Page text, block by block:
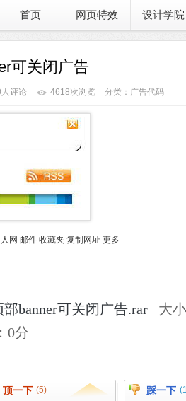
首页 网页特效 设计学院
可关闭广告
评论 4618次浏览 分类：广告代码
网 邮件 收藏夹 复制网址 更多
banner可关闭广告.rar
大
0分
顶一下 (5) 踩一下